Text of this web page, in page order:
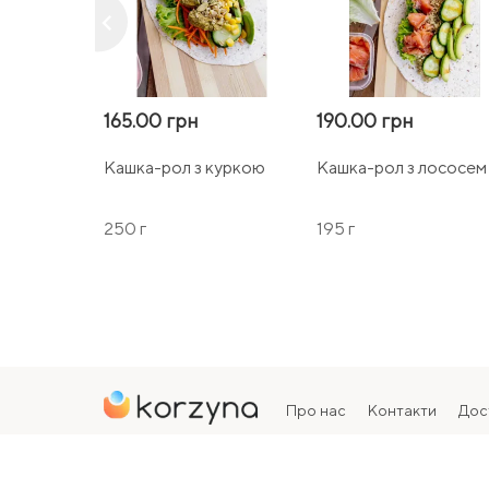
165.00 грн
Кашка-рол з куркою
250 г
190.00 грн
Кашка-рол з лососем
195 г
Про нас Контакти